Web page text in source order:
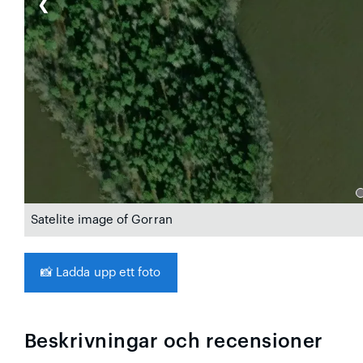
❮
Satelite image of Gorran
📸 Ladda upp ett foto
Beskrivningar och recensioner